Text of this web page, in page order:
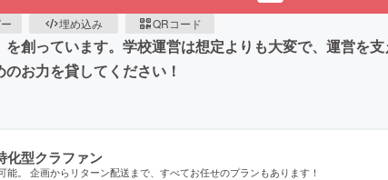
埋め込み QRコード
創っています。学校運営は想定よりも大変で、運営を
お力を貸してください！
化型クラファン
能。 企画からリターン配送まで、すべてお任せのプランもあります！